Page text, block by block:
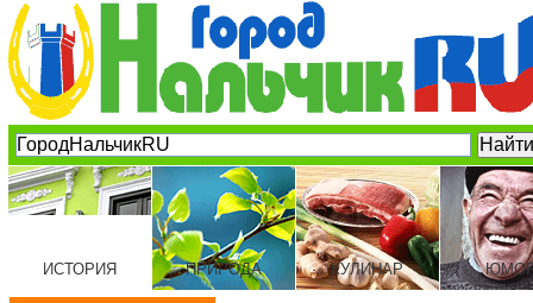
ИСТОРИЯ ПРИРОДА КУЛИНАР